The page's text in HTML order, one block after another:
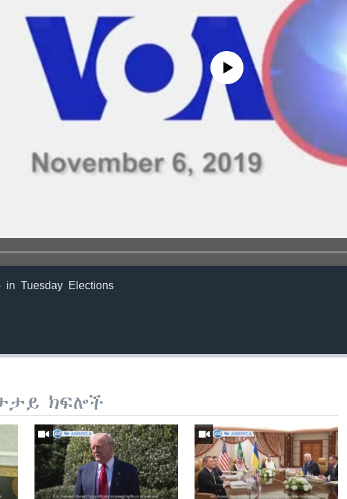
No media source currently available
in Tuesday Elections
ክፍሎች